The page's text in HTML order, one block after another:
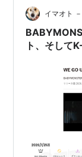
イマオト
ト、そして